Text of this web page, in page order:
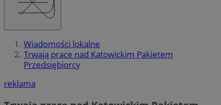
Wiadomości lokalne
Trwają prace nad Katowickim Pakietem
Przedsiębiorcy
reklama